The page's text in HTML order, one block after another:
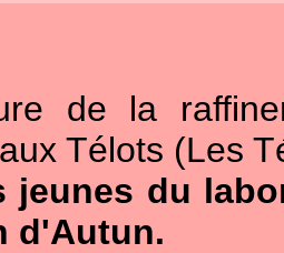
de la
Télots (Les
jeunes du
d'Autun.